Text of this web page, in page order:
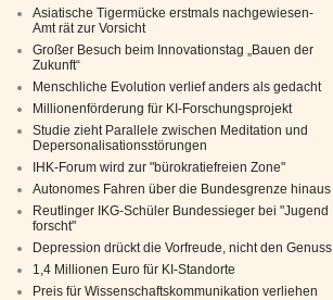
Asiatische Tigermücke erstmals nachgewiesen-
Amt rät zur Vorsicht
Großer Besuch beim Innovationstag „Bauen der
Zukunft“
Menschliche Evolution verlief anders als gedacht
Millionenförderung für KI-Forschungsprojekt
Studie zieht Parallele zwischen Meditation und
Depersonalisationsstörungen
IHK-Forum wird zur "bürokratiefreien Zone"
Autonomes Fahren über die Bundesgrenze hinaus
Reutlinger IKG-Schüler Bundessieger bei "Jugend
forscht"
Depression drückt die Vorfreude, nicht den Genuss
1,4 Millionen Euro für KI-Standorte
Preis für Wissenschaftskommunikation verliehen